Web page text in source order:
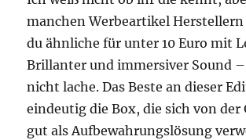
manchen Werbeartikel
du ähnliche für unter 10 Euro mit
Brillanter und immersiver Sound –
nicht lache. Das Beste an dieser
eindeutig die Box, die sich von der
gut als Aufbewahrungslösung